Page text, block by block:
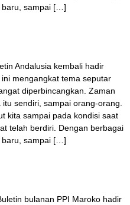
baru, sampai […]
Andalusia kembali hadir
mengangkat tema seputar
diperbincangkan. Zaman
sendiri, sampai orang-orang.
kita sampai pada kondisi saat
telah berdiri. Dengan berbagai
baru, sampai […]
bulanan PPI Maroko hadir